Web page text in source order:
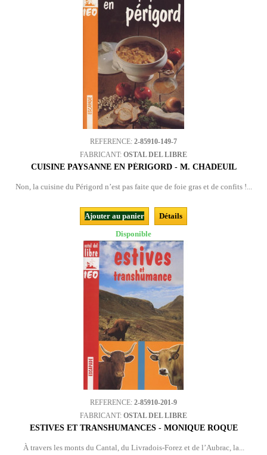
REFERENCE: 2-85910-149-7
FABRICANT: OSTAL DEL LIBRE
CUISINE PAYSANNE EN PÉRIGORD - M. CHADEUIL
Non, la cuisine du Périgord n’est pas faite que de foie gras et de confits !...
Ajouter au panier
Détails
Disponible
REFERENCE: 2-85910-201-9
FABRICANT: OSTAL DEL LIBRE
ESTIVES ET TRANSHUMANCES - MONIQUE ROQUE
À travers les monts du Cantal, du Livradois-Forez et de l’Aubrac, la...